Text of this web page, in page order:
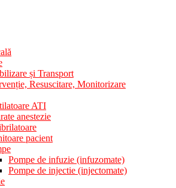
și Transport
Resuscitare, Monitorizare
ATI
anestezie
pacient
Pompe de infuzie (infuzomate)
Pompe de injectie (injectomate)